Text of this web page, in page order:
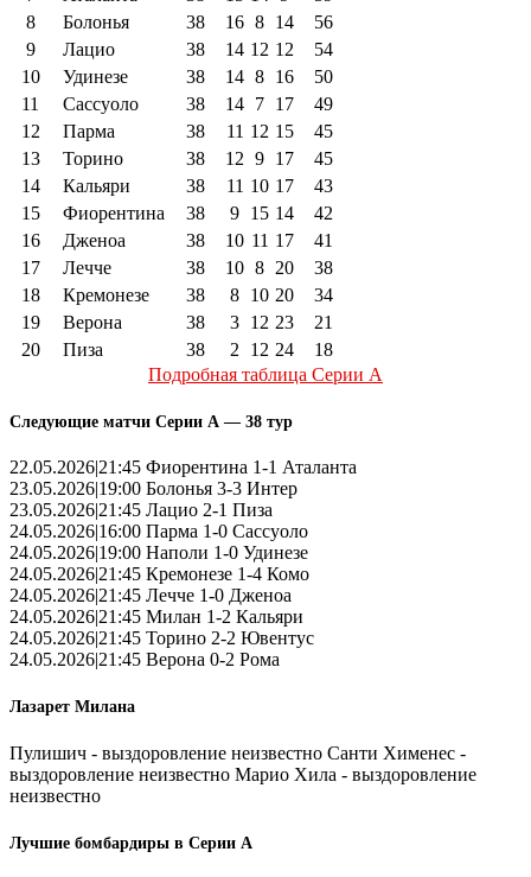
8
Болонья 38 16 8 14
56
9
Лацио 38 14 12 12
54
10
Удинезе 38 14 8 16
50
11
Сассуоло 38 14 7 17
49
12
Парма 38 11 12 15
45
13
Торино 38 12 9 17
45
14
Кальяри 38 11 10 17
43
15
Фиорентина 38 9 15 14
42
16
Дженоа 38 10 11 17
41
17
Лечче 38 10 8 20
38
18
Кремонезе 38 8 10 20
34
19
Верона 38 3 12 23
21
20
Пиза 38 2 12 24
18
Подробная таблица Серии А
Следующие матчи Серии А — 38 тур
22.05.2026|21:45 Фиорентина 1-1 Аталанта
23.05.2026|19:00 Болонья 3-3 Интер
23.05.2026|21:45 Лацио 2-1 Пиза
24.05.2026|16:00 Парма 1-0 Сассуоло
24.05.2026|19:00 Наполи 1-0 Удинезе
24.05.2026|21:45 Кремонезе 1-4 Комо
24.05.2026|21:45 Лечче 1-0 Дженоа
24.05.2026|21:45 Милан 1-2 Кальяри
24.05.2026|21:45 Торино 2-2 Ювентус
24.05.2026|21:45 Верона 0-2 Рома
Лазарет Милана
Пулишич - выздоровление неизвестно Санти Хименес -
выздоровление неизвестно Марио Хила - выздоровление
неизвестно
Лучшие бомбардиры в Серии А